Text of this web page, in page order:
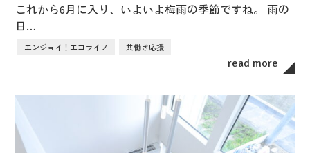
これから6月に入り、いよいよ梅雨の季節ですね。 雨の
日…
エンジョイ！エコライフ 共働き応援
read more